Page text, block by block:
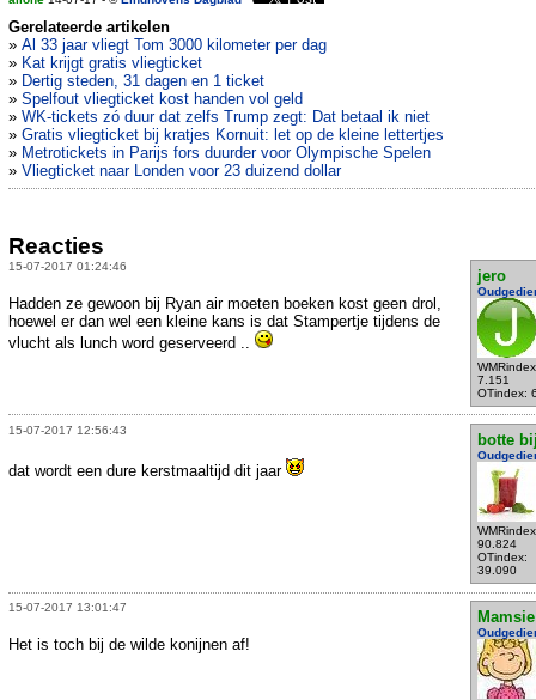
Gerelateerde artikelen
» Al 33 jaar vliegt Tom 3000 kilometer per dag
» Kat krijgt gratis vliegticket
» Dertig steden, 31 dagen en 1 ticket
» Spelfout vliegticket kost handen vol geld
» WK-tickets zó duur dat zelfs Trump zegt: Dat betaal ik niet
» Gratis vliegticket bij kratjes Kornuit: let op de kleine lettertjes
» Metrotickets in Parijs fors duurder voor Olympische Spelen
» Vliegticket naar Londen voor 23 duizend dollar
Reacties
15-07-2017 01:24:46
jero
7.151
OTindex:
Hadden ze gewoon bij Ryan air moeten boeken kost geen drol,
hoewel er dan wel een kleine kans is dat Stampertje tijdens de
vlucht als lunch word geserveerd ..
15-07-2017 12:56:43
botte
90.824
OTindex:
39.090
dat wordt een dure kerstmaaltijd dit jaar
15-07-2017 13:01:47
Mamsie
Het is toch bij de wilde konijnen af!